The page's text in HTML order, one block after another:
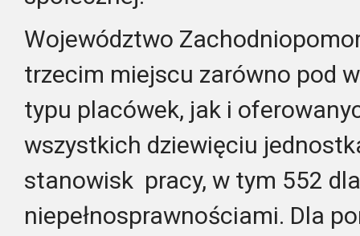
Województwo
trzecim miejscu zarówno pod
typu placówek, jak i
wszystkich dziewięciu
stanowisk pracy, w tym 552
niepełnosprawnościami. Dla